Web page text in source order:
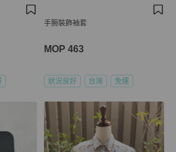
手腕裝飾袖套
MOP 463
狀況良好 台灣 免運